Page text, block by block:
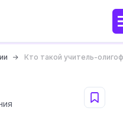
Кто такой учитель-